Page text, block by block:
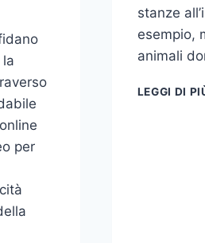
per
stanze
esempio,
animali
LEGGI DI